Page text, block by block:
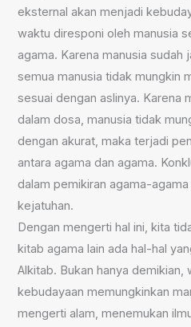
eksternal akan menjadi
waktu diresponi oleh manusia
agama. Karena manusia sudah
semua manusia tidak mungkin
sesuai dengan aslinya. Karena
dalam dosa, manusia tidak
dengan akurat, maka terjadi
antara agama dan agama.
dalam pemikiran agama-
kejatuhan.
Dengan mengerti hal ini, kita
kitab agama lain ada hal-hal
Alkitab. Bukan hanya demikian,
kebudayaan memungkinkan
mengerti alam, menemukan